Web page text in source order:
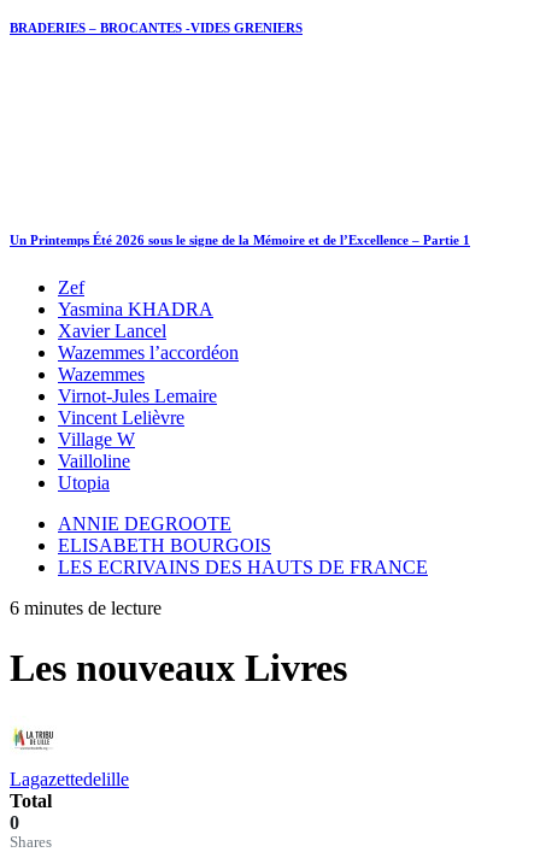
BRADERIES – BROCANTES -VIDES GRENIERS
Un Printemps Été 2026 sous le signe de la Mémoire et de l’Excellence – Partie 1
Zef
Yasmina KHADRA
Xavier Lancel
Wazemmes l’accordéon
Wazemmes
Virnot-Jules Lemaire
Vincent Lelièvre
Village W
Vailloline
Utopia
ANNIE DEGROOTE
ELISABETH BOURGOIS
LES ECRIVAINS DES HAUTS DE FRANCE
6 minutes de lecture
Les nouveaux Livres
Lagazettedelille
Total
0
Shares